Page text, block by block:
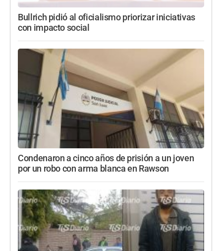
Bullrich pidió al oficialismo priorizar iniciativas
con impacto social
Condenaron a cinco años de prisión a un joven
por un robo con arma blanca en Rawson